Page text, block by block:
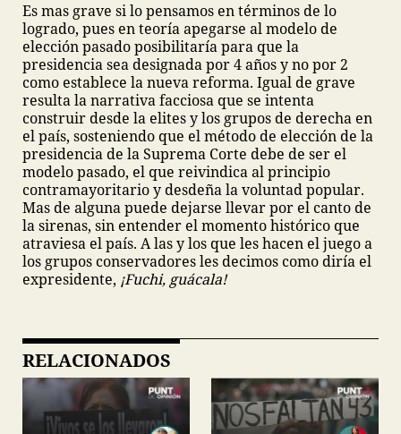
Es mas grave si lo pensamos en términos de lo
logrado, pues en teoría apegarse al modelo de
elección pasado posibilitaría para que la
presidencia sea designada por 4 años y no por 2
como establece la nueva reforma. Igual de grave
resulta la narrativa facciosa que se intenta
construir desde la elites y los grupos de derecha en
el país, sosteniendo que el método de elección de la
presidencia de la Suprema Corte debe de ser el
modelo pasado, el que reivindica al principio
contramayoritario y desdeña la voluntad popular.
Mas de alguna puede dejarse llevar por el canto de
la sirenas, sin entender el momento histórico que
atraviesa el país. A las y los que les hacen el juego a
los grupos conservadores les decimos como diría el
expresidente, ¡Fuchi, guácala!
RELACIONADOS